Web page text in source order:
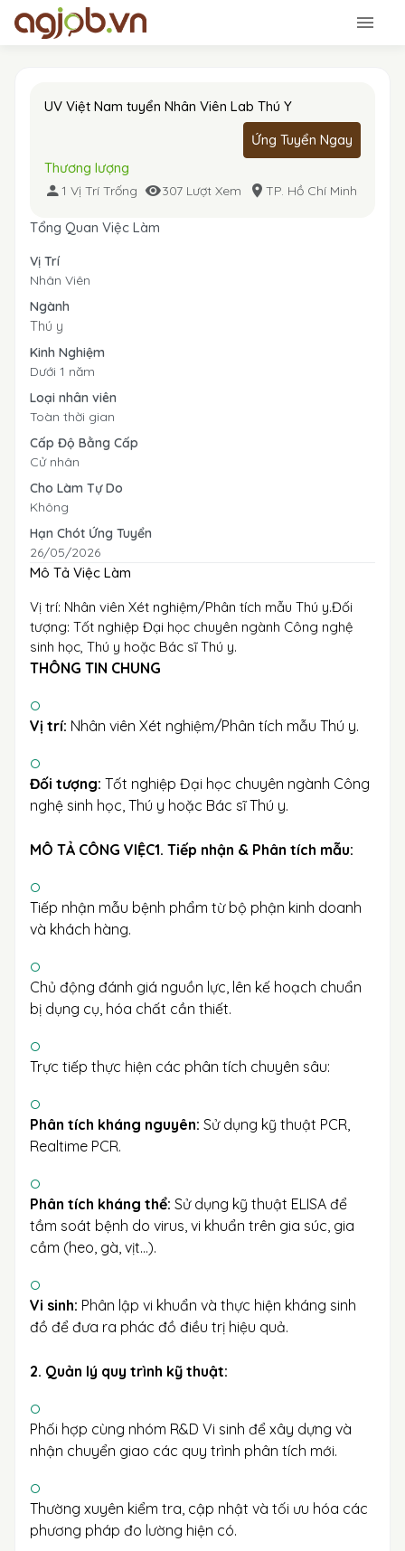
UV Việt Nam tuyển Nhân Viên Lab Thú Y
Ứng Tuyển Ngay
Thương lượng
1 Vị Trí Trống 307 Lượt Xem TP. Hồ Chí Minh
Tổng Quan Việc Làm
Vị Trí
Nhân Viên
Ngành
Thú y
Kinh Nghiệm
Dưới 1 năm
Loại nhân viên
Toàn thời gian
Cấp Độ Bằng Cấp
Cử nhân
Cho Làm Tự Do
Không
Hạn Chót Ứng Tuyển
26/05/2026
Mô Tả Việc Làm
Vị trí: Nhân viên Xét nghiệm/Phân tích mẫu Thú y.Đối
tượng: Tốt nghiệp Đại học chuyên ngành Công nghệ
sinh học, Thú y hoặc Bác sĩ Thú y.
THÔNG TIN CHUNG
Vị trí: Nhân viên Xét nghiệm/Phân tích mẫu Thú y.
Đối tượng: Tốt nghiệp Đại học chuyên ngành Công
nghệ sinh học, Thú y hoặc Bác sĩ Thú y.
MÔ TẢ CÔNG VIỆC1. Tiếp nhận & Phân tích mẫu:
Tiếp nhận mẫu bệnh phẩm từ bộ phận kinh doanh
và khách hàng.
Chủ động đánh giá nguồn lực, lên kế hoạch chuẩn
bị dụng cụ, hóa chất cần thiết.
Trực tiếp thực hiện các phân tích chuyên sâu:
Phân tích kháng nguyên: Sử dụng kỹ thuật PCR,
Realtime PCR.
Phân tích kháng thể: Sử dụng kỹ thuật ELISA để
tầm soát bệnh do virus, vi khuẩn trên gia súc, gia
cầm (heo, gà, vịt…).
Vi sinh: Phân lập vi khuẩn và thực hiện kháng sinh
đồ để đưa ra phác đồ điều trị hiệu quả.
2. Quản lý quy trình kỹ thuật:
Phối hợp cùng nhóm R&D Vi sinh để xây dựng và
nhận chuyển giao các quy trình phân tích mới.
Thường xuyên kiểm tra, cập nhật và tối ưu hóa các
phương pháp đo lường hiện có.